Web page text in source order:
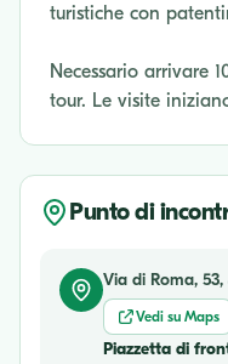
turistiche con
Necessario arrivare
tour. Le visite
Punto di
Via di Roma,
Vedi su Maps
Piazzetta di